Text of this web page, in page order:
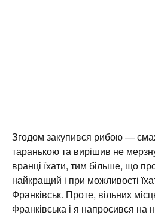
Франківська і я напросився на
мандрівника Андрія Мороза,
прочитати тут.Вечором ми
жовтогочаю від проекту
також поділився враженнями